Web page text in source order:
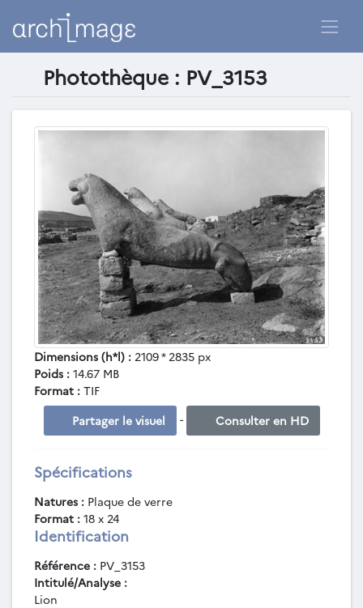
Photothèque : PV_3153
Dimensions (h*l) : 2109 * 2835 px
Poids : 14.67 MB
Format : TIF
Partager le visuel
- Consulter en HD
Spécifications
Natures : Plaque de verre
Format : 18 x 24
Identification
Référence : PV_3153
Intitulé/Analyse :
Lion